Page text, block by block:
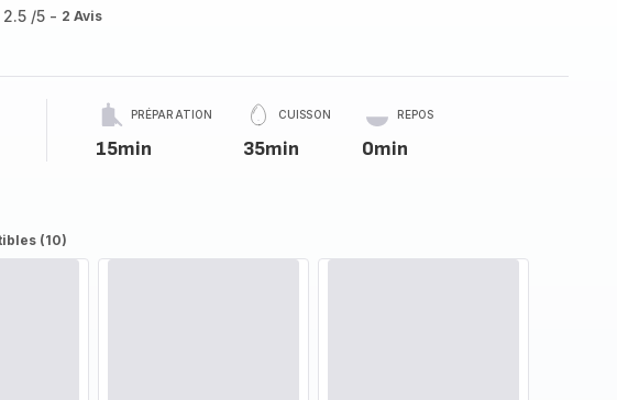
2.5 /5 - 2 Avis
PRÉPARATION
15min
CUISSON
35min
REPOS
0min
(10)